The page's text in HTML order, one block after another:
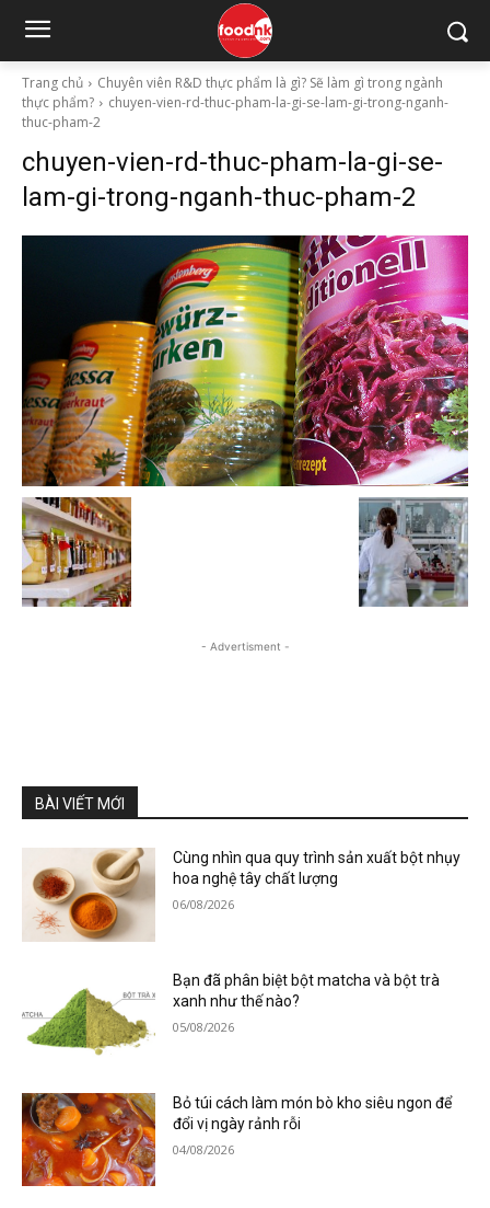
Trang chủ
Chuyên viên R&D thực phẩm là gì? Sẽ làm gì trong ngành
thực phẩm?
chuyen-vien-rd-thuc-pham-la-gi-se-lam-gi-trong-nganh-
thuc-pham-2
chuyen-vien-rd-thuc-pham-la-gi-se-
lam-gi-trong-nganh-thuc-pham-2
- Advertisment -
BÀI VIẾT MỚI
Cùng nhìn qua quy trình sản xuất bột nhụy
hoa nghệ tây chất lượng
06/08/2026
Bạn đã phân biệt bột matcha và bột trà
xanh như thế nào?
05/08/2026
Bỏ túi cách làm món bò kho siêu ngon để
đổi vị ngày rảnh rỗi
04/08/2026